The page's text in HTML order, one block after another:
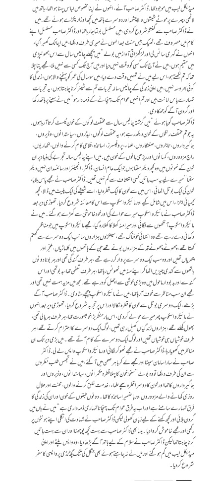
میڈیکل لیب میں موجود تھا. ڈاکٹر صاحب آئے، انہوں نے اپنا مخصوص لباس پہنا ہوا تھا، ہاتھ میں
لاٹھی، چہرے پر موٹے شیشوں والا چشمہ اور دوسرے ہاتھ میں کچھ اوزار پکڑے ہوئے تھے. میں
نے ڈاکٹر صاحب سے گفتگو شروع کر دی، میں مسلسل بولتا جا رہا تھا اور ڈاکٹر صاحب مسلسل اپنے
کام میں مصروف تھے، ٹھیک بیس منٹ بعد انہوں نے میری طرف دیکھا، میں اچانک گھبرا گیا،
انہوں نے گہری سانس لی اور لڑ کھڑاتی آواز میں بولے’’میں پچھلے چالیس سال سے اس جھونپڑی
میں مقیم ہوں، میں نے آج تک کسی کو وقت نہیں دیا اور میں آج تک کسی سے نہیں ملا، مجھے پتا چلا
تھا کہ تم لکھتے ہو، اس لیے میں نے تمہیں وقت دے دیا، میں سو سال کی عمر کو پہنچنے والا ہوں، زندگی کا
کو ئی بھروسہ نہیں، میں اپنی زندگی کے چالیس سالہ تجربات تم سے شیئر کرنا چاہتا ہوں، یہ تجربات
تمہارے پاس امانت ہیں اور تم انہیں عوام تک پہنچانے کے ذمہ دار ہو‘‘میں نے سینے پر ہاتھ رکھا
اور گردن آگے کو جھکا دی.
ڈاکٹر صاحب گویا ہوئے’’میں گزشتہ چالیس سال سے مختلف لوگوں کے خون ٹیسٹ کرتا آ رہا ہوں.
یہ جو تم مختلف رنگوں کے خون دیکھ رہے ہو، یہ مختلف لوگوں، لیڈروں، سیاستدانوں، وڈیروں،
جاگیر داروں، تاجروں، صنعتکاروں، علماء، پروفیسرز، اساتذہ، فلاحی کام کرنے والوں، لکھاریوں،
راج مزدوروں، کسانوں اور ریڑھی بانوں کے خون ہیں. میں اپنے چالیس سالہ تجربے کی بنیاد پر ان
خون کے نمونوں میں وہ کچھ دیکھ سکتا ہوں جو ایک عام انسان، ڈاکٹر، انجینئر اور سائنسدان نہیں دیکھ
سکتا‘‘ میرے لیے یہ سب باتیں کسی انکشاف سے کم نہیں تھیں. ڈاکٹر صاحب نے مجھے پاس بلایا،
خون کی ایک بوتل اٹھائی، اس میں سے خون کا ایک قطرہ لیا، اسے شیشے کی ایک پلیٹ میں ڈالا، کچھ
کیمیائی اجزاء اس میں شامل کیے اور مائیکرو اسکوپ سے اس کا معائنہ شروع کر دیا. تھوڑی دیر بعد
ڈاکٹر صاحب نے مائیکرو اسکوپ میرے حوالے کی اور خود خاموشی سے کھڑے ہو گئے۔ میں نے
مائیکرو اسکوپ آنکھوں سے لگائی اور میرا منہ کھلا کا کھلا رہ گیا، مجھے مائیکرو اسکوپ میں جو مناظر
دکھائی دے رہے تھے وہ انتہائی خوفناک تھے، سینکڑوں ہزاروں سانپ ایک دوسرے سے گھتم
گھتا تھے، چھوٹے چھوٹے قد کے ہزاروں بونے تھے جن کے ہاتھوں میں کلہاڑیاں، خنجر اور
چھریاں تھیں اور وہ سب ایک دوسرے پر وار کر رہے تھے، ہر طرف گندگی تھی اور ہر بونا دونوں
ہاتھوں سے گندی چیزیں اٹھا کر اپنے منہ میں ٹھونس رہا تھا، ہر طرف تعفن تھا، بدبو تھی اور اس
گندے اور بدبو دار ماحول میں وہ بڑی خوشی سے اچھل کود رہے تھے. مجھ میں مزید ہمت نہیں تھی اور
مجھے ان سب مناظر سے خوف آ رہا تھا، میں نے مائیکرو اسکوپ پیچھے ہٹا دی۔ ڈاکٹر صاحب آگے
بڑھے، ایک دوسری بوتل سے خون کا قطرہ نکالا اور اس پر تجربہ شروع کر دیا، تھوڑی دیر بعد انہوں
نے مائیکروا سکوپ پھر میرے حوالے کر دی، اس بار منظر بڑا خوبصورت تھا، ہر طرف ہریالی تھی،
پھول کھلے تھے، ہزاروں زندگیاں کھیل رہی تھیں، لوگ ایک دوسرے کا احترام کرتے تھے، ہر
طرف خوشیاں ہی خوشیاں تھیں اور لوگ ایک دوسرے کے کام آتے تھے۔ میں بڑی دیر تک ان
مناظر میں کھویا رہا، ڈاکٹر صاحب نے مجھے ٹھوکر لگائی اور مائیکرو اسکوپ واپس لے لی. ڈاکٹر
صاحب نے سارا سامان سمیٹا اور مجھے لے کر باہر صحن میں آ گئے، میں نے تجسس طلب نظروں
سے ان کی طرف دیکھا تو وہ بولے’’سنو ! خون کا پہلا قطرہ حکمرانوں، سیاستدانوں، وڈیروں اور
جاگیرداروں کا تھا اور خون کا دوسرا قطرہ سچے علماء، خدمت خلق کرنے والوں، محنت اورحلال
روزی کھانے والے مزدوروں اور باضمیر اساتذہ کا تھا۔ دونوں طبقوں کے خون اور ان کی زندگی کا
فرق تمہارے سامنے ہے اور اب یہ فرق عوام تک پہنچانا تمہاری ذمہ داری ہے‘‘میں نے ہاں میں
گردن ہلائی اور کچھ کہنے کے لیے زبان کھولی لیکن ڈاکٹر صاحب نے شہادت کی انگلی اپنے ہونٹو ں پر
رکھی اور مجھے خاموش کروا دیا۔ میںابھی ڈاکٹر صاحب سے بہت کچھ پوچھنا اور ان سے بہت باتیں
کرنا چاہتا تھا لیکن ڈاکٹر صاحب نے سلام کے لیے ہاتھ آگے بڑھادیا، وہ واپس پلٹے اور اپنی
میڈیکل لیب میں گم ہو گئے اور میں نے نہ چاہتے ہوئے بھی جنگل کی تنگ پگڈنڈی پر واپسی کا سفر
شروع کر دیا۔